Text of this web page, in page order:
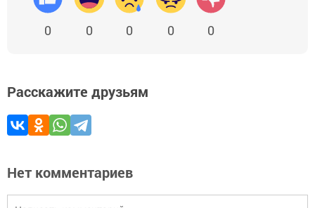
0 0 0 0 0
Расскажите друзьям
Нет комментариев